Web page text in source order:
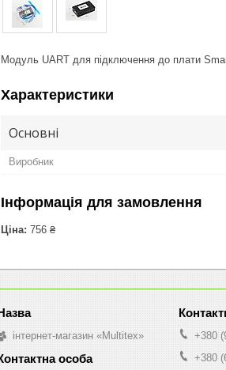
Модуль UART для підключення до плати
Характеристики
Основні
Виробник
Інформація для замовлення
Ціна: 756 ₴
інтернет-магазин «Multitex»
+380
+380